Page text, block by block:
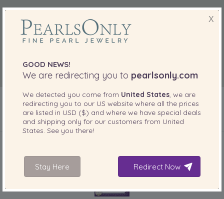
INCLUSO CON IL PRODOTTO
X
GOOD NEWS!
We are redirecting you to pearlsonly.com
We detected you come from United States , we are
redirecting you to our US website where all the prices
are listed in USD ($) and where we have special deals
and shipping only for our customers from United
States . See you there!
Stay Here Redirect Now